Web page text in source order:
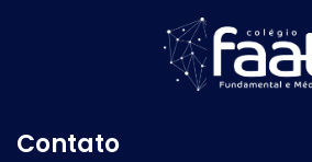
Contato